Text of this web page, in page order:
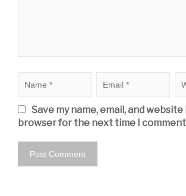
Save my name, email, and
browser for the next time I